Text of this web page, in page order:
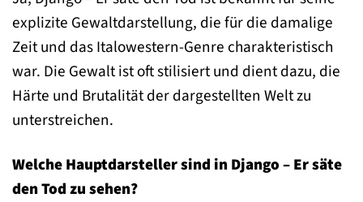
explizite Gewaltdarstellung, die für die damalige
Zeit und das Italowestern-Genre charakteristisch
war. Die Gewalt ist oft stilisiert und dient dazu, die
Härte und Brutalität der dargestellten Welt zu
unterstreichen.
Welche Hauptdarsteller sind in Django – Er säte
den Tod zu sehen?